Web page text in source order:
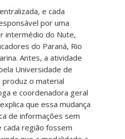
e cada
por uma
intermédio do Nute,
do Paraná, Rio
Antes, a atividade
Universidade de
produz o material
e coordenadora geral
que essa mudança
de informações sem
cada região fossem